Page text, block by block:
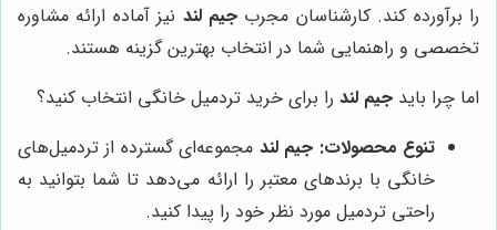
را برآورده کند. کارشناسان مجرب جیم لند نیز آماده ارائه مشاوره
تخصصی و راهنمایی شما در انتخاب بهترین گزینه هستند.
اما چرا باید جیم لند را برای خرید تردمیل خانگی انتخاب کنید؟
تنوع محصولات: جیم لند مجموعه‌ای گسترده از تردمیل‌های
خانگی با برندهای معتبر را ارائه می‌دهد تا شما بتوانید به
راحتی تردمیل مورد نظر خود را پیدا کنید.